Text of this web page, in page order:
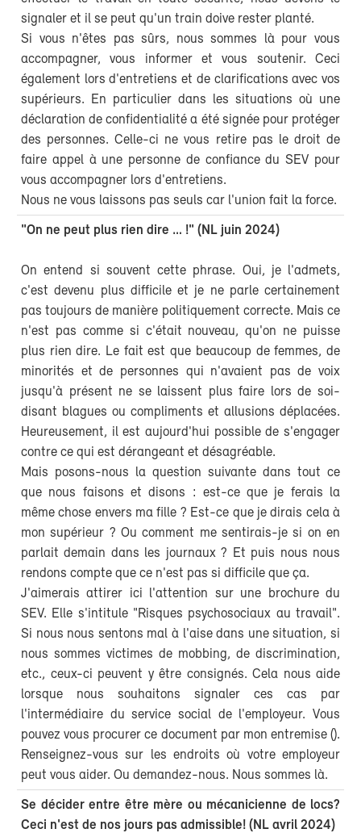
signaler et il se peut qu'un train doive rester planté.
Si vous n'êtes pas sûrs, nous sommes là pour vous
accompagner, vous informer et vous soutenir. Ceci
également lors d'entretiens et de clarifications avec vos
supérieurs. En particulier dans les situations où une
déclaration de confidentialité a été signée pour protéger
des personnes. Celle-ci ne vous retire pas le droit de
faire appel à une personne de confiance du SEV pour
vous accompagner lors d'entretiens.
Nous ne vous laissons pas seuls car l'union fait la force.
"On ne peut plus rien dire … !" (NL juin 2024)
On entend si souvent cette phrase. Oui, je l'admets,
c'est devenu plus difficile et je ne parle certainement
pas toujours de manière politiquement correcte. Mais ce
n'est pas comme si c'était nouveau, qu'on ne puisse
plus rien dire. Le fait est que beaucoup de femmes, de
minorités et de personnes qui n'avaient pas de voix
jusqu'à présent ne se laissent plus faire lors de soi-
disant blagues ou compliments et allusions déplacées.
Heureusement, il est aujourd'hui possible de s'engager
contre ce qui est dérangeant et désagréable.
Mais posons-nous la question suivante dans tout ce
que nous faisons et disons : est-ce que je ferais la
même chose envers ma fille ? Est-ce que je dirais cela à
mon supérieur ? Ou comment me sentirais-je si on en
parlait demain dans les journaux ? Et puis nous nous
rendons compte que ce n'est pas si difficile que ça.
J'aimerais attirer ici l'attention sur une brochure du
SEV. Elle s'intitule "Risques psychosociaux au travail".
Si nous nous sentons mal à l'aise dans une situation, si
nous sommes victimes de mobbing, de discrimination,
etc., ceux-ci peuvent y être consignés. Cela nous aide
lorsque nous souhaitons signaler ces cas par
l'intermédiaire du service social de l'employeur. Vous
pouvez vous procurer ce document par mon entremise ().
Renseignez-vous sur les endroits où votre employeur
peut vous aider. Ou demandez-nous. Nous sommes là.
Se décider entre être mère ou mécanicienne de locs?
Ceci n'est de nos jours pas admissible! (NL avril 2024)